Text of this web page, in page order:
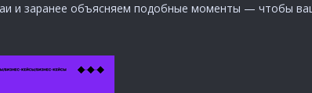
и заранее объясняем подобные моменты — чтобы